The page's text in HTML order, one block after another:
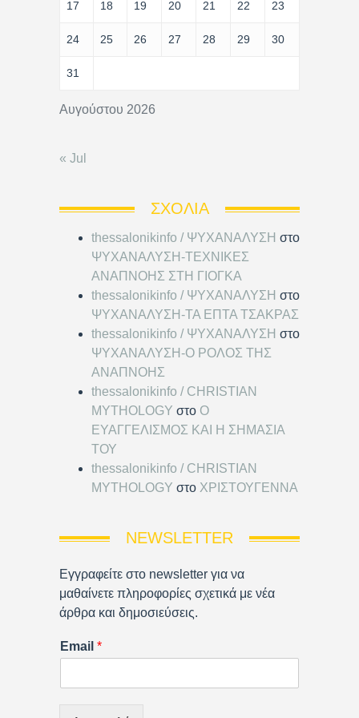
Αυγούστου 2026
17 18 19 20 21 22 23
24 25 26 27 28 29 30
31
« Jul
ΣΧΌΛΙΑ
thessalonikinfo / ΨΥΧΑΝΑΛΥΣΗ στο
ΨΥΧΑΝΑΛΥΣΗ-ΤΕΧΝΙΚΕΣ
ΑΝΑΠΝΟΗΣ ΣΤΗ ΓΙΟΓΚΑ
thessalonikinfo / ΨΥΧΑΝΑΛΥΣΗ στο
ΨΥΧΑΝΑΛΥΣΗ-ΤΑ ΕΠΤΑ ΤΣΑΚΡΑΣ
thessalonikinfo / ΨΥΧΑΝΑΛΥΣΗ στο
ΨΥΧΑΝΑΛΥΣΗ-Ο ΡΟΛΟΣ ΤΗΣ
ΑΝΑΠΝΟΗΣ
thessalonikinfo / CHRISTIAN
MYTHOLOGY στο Ο
ΕΥΑΓΓΕΛΙΣΜΟΣ ΚΑΙ Η ΣΗΜΑΣΙΑ
ΤΟΥ
thessalonikinfo / CHRISTIAN
MYTHOLOGY στο ΧΡΙΣΤΟΥΓΕΝΝΑ
NEWSLETTER
Εγγραφείτε στο newsletter για να
μαθαίνετε πληροφορίες σχετικά με νέα
άρθρα και δημοσιεύσεις.
Email *